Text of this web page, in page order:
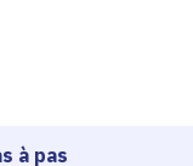
à pas